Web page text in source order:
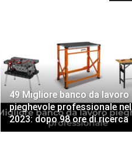
49 Migliore banco da lavoro
pieghevole professionale nel
2023: dopo 98 ore di ricerca